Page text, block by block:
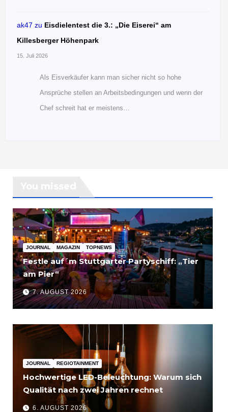
ak47 zu Eisdielentest die 3.: „Die Eiserei“ am
Killesberger Höhenpark
15. Juli 2026
Als Eisverkäufer kann man sicher nicht so hohe
Ansprüche stellen an Arbeitsbedingungen und wenn der
Chef schreit hat er meistens…
JOURNAL MAGAZIN TOPNEWS
Festle auf´m Stuttgarter Partyschiff: „Tier
am Pier“
7. AUGUST 2026
JOURNAL REGIOTAINMENT
Hochwertige LED-Beleuchtung: Warum sich
Qualität nach zwei Jahren rechnet
6. AUGUST 2026